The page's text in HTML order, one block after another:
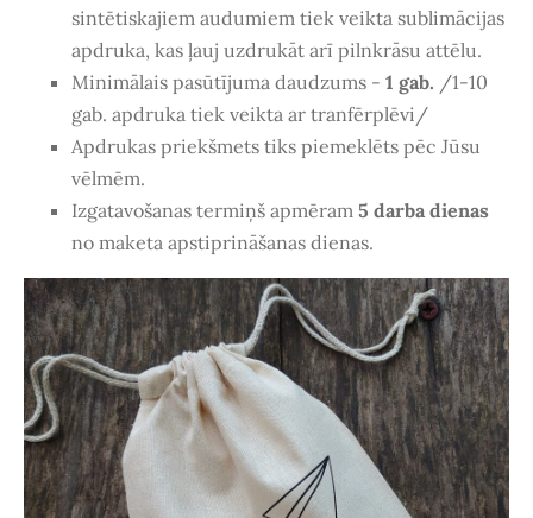
sintētiskajiem audumiem tiek veikta sublimācijas
apdruka, kas ļauj uzdrukāt arī pilnkrāsu attēlu.
Minimālais pasūtījuma daudzums - 1 gab. /1-10
gab. apdruka tiek veikta ar tranfērplēvi/
Apdrukas priekšmets tiks piemeklēts pēc Jūsu
vēlmēm.
Izgatavošanas termiņš apmēram 5 darba dienas
no maketa apstiprināšanas dienas.